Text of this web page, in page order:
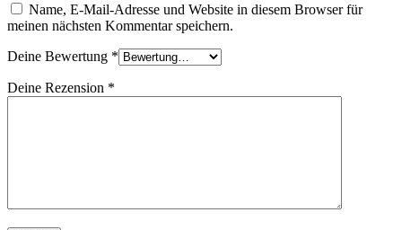
Name, E-Mail-Adresse und Website in diesem Browser für
meinen nächsten Kommentar speichern.
Deine Bewertung *
Deine Rezension *